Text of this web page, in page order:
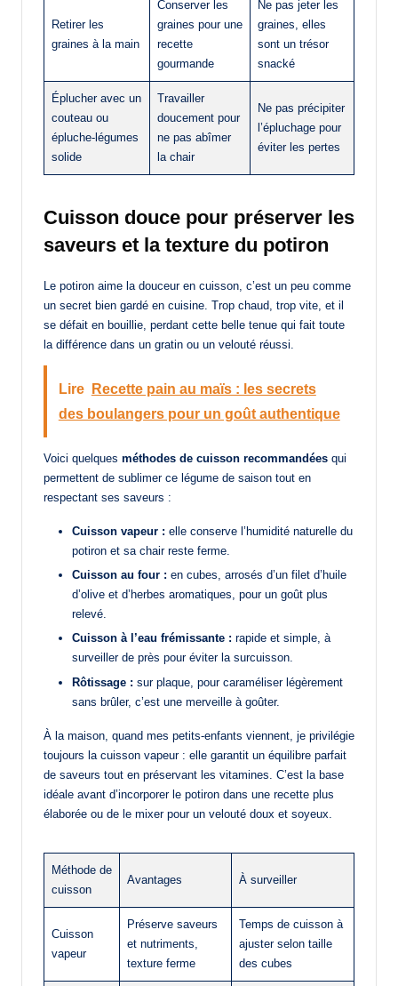
Retirer les
graines à la main
Conserver les
graines pour une
recette
gourmande
Ne pas jeter les
graines, elles
sont un trésor
snacké
Éplucher avec un
couteau ou
épluche-légumes
solide
Travailler
doucement pour
ne pas abîmer
la chair
Ne pas précipiter
l’épluchage pour
éviter les pertes
Cuisson douce pour préserver les
saveurs et la texture du potiron
Le potiron aime la douceur en cuisson, c’est un peu comme
un secret bien gardé en cuisine. Trop chaud, trop vite, et il
se défait en bouillie, perdant cette belle tenue qui fait toute
la différence dans un gratin ou un velouté réussi.
Lire
Recette pain au maïs : les secrets
des boulangers pour un goût authentique
Voici quelques méthodes de cuisson recommandées qui
permettent de sublimer ce légume de saison tout en
respectant ses saveurs :
Cuisson vapeur : elle conserve l’humidité naturelle du
potiron et sa chair reste ferme.
Cuisson au four : en cubes, arrosés d’un filet d’huile
d’olive et d’herbes aromatiques, pour un goût plus
relevé.
Cuisson à l’eau frémissante : rapide et simple, à
surveiller de près pour éviter la surcuisson.
Rôtissage : sur plaque, pour caraméliser légèrement
sans brûler, c’est une merveille à goûter.
À la maison, quand mes petits-enfants viennent, je privilégie
toujours la cuisson vapeur : elle garantit un équilibre parfait
de saveurs tout en préservant les vitamines. C’est la base
idéale avant d’incorporer le potiron dans une recette plus
élaborée ou de le mixer pour un velouté doux et soyeux.
Méthode de
cuisson
Avantages À surveiller
Cuisson
vapeur
Préserve saveurs
et nutriments,
texture ferme
Temps de cuisson à
ajuster selon taille
des cubes